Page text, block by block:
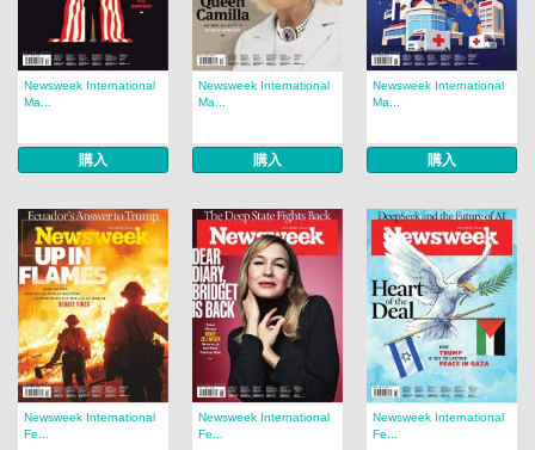
Newsweek International
Ma...
購入
Newsweek International
Ma...
購入
Newsweek International
Ma...
購入
Newsweek International
Fe...
Newsweek International
Fe...
Newsweek International
Fe...